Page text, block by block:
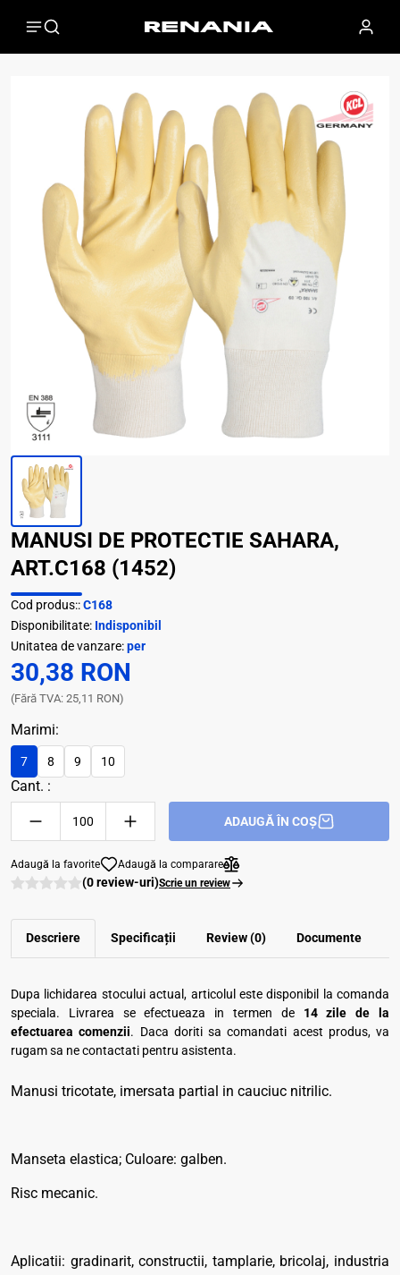
MANUSI DE PROTECTIE SAHARA,
ART.C168 (1452)
Cod produs::C168
Disponibilitate: Indisponibil
Unitatea de vanzare:per
30,38 RON
(Fără TVA: 25,11 RON)
Marimi:
7 8 9 10
Cant. :
ADAUGĂ ÎN COȘ
Adaugă la favorite Adaugă la comparare
(0 review-uri)Scrie un review
Descriere Specificații Review (0) Documente
Dupa lichidarea stocului actual, articolul este disponibil la comanda
speciala. Livrarea se efectueaza in termen de 14 zile de la
efectuarea comenzii. Daca doriti sa comandati acest produs, va
rugam sa ne contactati pentru asistenta.
Manusi tricotate, imersata partial in cauciuc nitrilic.
Manseta elastica; Culoare: galben.
Risc mecanic.
Aplicatii: gradinarit, constructii, tamplarie, bricolaj, industria